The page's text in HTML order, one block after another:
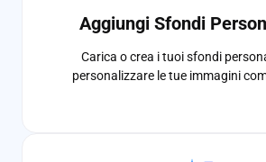
Aggiungi Sfondi
Carica o crea i tuoi sfondi
personalizzare le tue immagini